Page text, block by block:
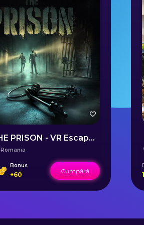
ARVI: THE PRISON - VR Escape Room în București
Romania
Bonus
+60 Cumpără